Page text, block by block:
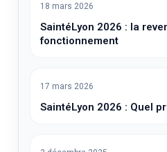
18 mars 2026
SaintéLyon 2026 : la
fonctionnement
17 mars 2026
SaintéLyon 2026 : Quel